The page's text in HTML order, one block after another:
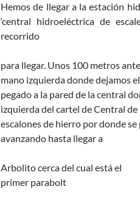
Hemos de llegar a la estación
‘central hidroeléctrica de
recorrido
para llegar. Unos 100 metros
mano izquierda donde dejamos
pegado a la pared de la central
izquierda del cartel de Central de
escalones de hierro por donde se
avanzando hasta llegar a
Arbolito cerca del cual está el
primer parabolt